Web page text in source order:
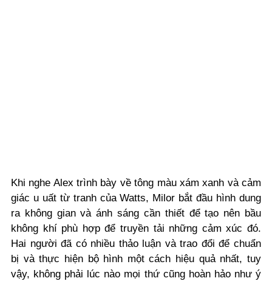
Khi nghe Alex trình bày về tông màu xám xanh và cảm
giác u uất từ tranh của Watts, Milor bắt đầu hình dung
ra không gian và ánh sáng cần thiết để tạo nên bầu
không khí phù hợp để truyền tải những cảm xúc đó.
Hai người đã có nhiều thảo luận và trao đổi để chuẩn
bị và thực hiện bộ hình một cách hiệu quả nhất, tuy
vậy, không phải lúc nào mọi thứ cũng hoàn hảo như ý